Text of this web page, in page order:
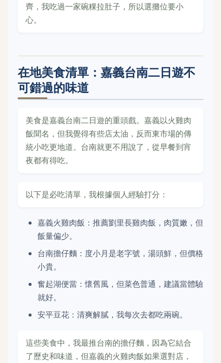
齊，我吃過一家碗粿拉肚子，所以選攤位要小
心。
在地美食清單：嘉義台南二日遊不
可錯過的味道
美食是嘉義台南二日遊的重頭戲。嘉義以火雞肉
飯聞名，但我覺得有些店太油，反而東市場的傳
統小吃更地道。台南就更不用說了，從早餐到宵
夜都有得吃。
以下是必吃清單，我根據個人經驗打分：
嘉義火雞肉飯：推薦劉里長雞肉飯，肉質嫩，但
飯量偏少。
台南擔仔麵：度小月是老字號，湯頭鮮，但價格
小貴。
奮起湖便當：懷舊風，但菜色普通，建議當體驗
就好。
安平豆花：清爽解膩，我每次去都吃兩碗。
這些美食中，我最推台南的擔仔麵，因為它結合
了歷史和味道，但嘉義的火雞肉飯如果選對店，